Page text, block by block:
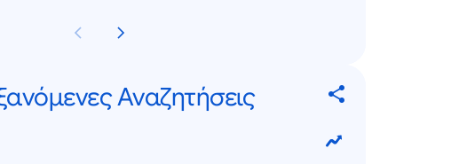
Αναζητήσεις